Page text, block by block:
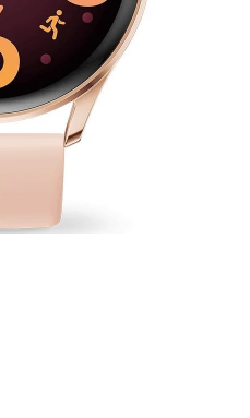
615
D-